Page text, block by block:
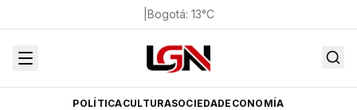
Bogotá: 13°C
POLÍTICACULTURASOCIEDADECONOMÍA